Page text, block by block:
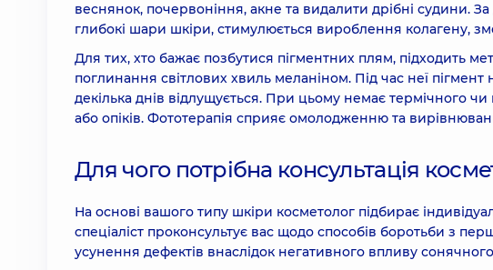
Комбіноване лікування акне та видалення дрібних
5730 грн
Комбіноване лікування акне та видалення дрібних
BBL)
(фототерапія BBL)
11120 грн
веснянок, почервоніння, акне та видалити дрібні судини.
глибокі шари шкіри, стимулюється вироблення колагену,
Для тих, хто бажає позбутися пігментних плям, підходить
поглинання світлових хвиль меланіном. Під час неї пігмент
декілька днів відлущується. При цьому немає термічного
або опіків. Фототерапія сприяє омолодженню та
Для чого потрібна консультація
На основі вашого типу шкіри косметолог підбирає
спеціаліст проконсультує вас щодо способів боротьби з
усунення дефектів внаслідок негативного впливу